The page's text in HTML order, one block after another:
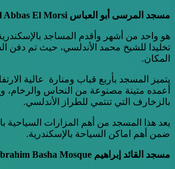
مسجد المرسى أبو العباس Abbas El Morsi
هو واحد من أشهر وأقدم المساجد
تخليدا للشيخ محمد الأندلسي، حيث تم
المكان.
يتميز المسجد بأربع قباب ومنارة عالية
أعمده متينة مصنوعة من النحاس والرخام،
بالزخارف التي تنتمي للطراز الأندلسي.
يعد هذا المسجد من أهم المزارات السياحية
ضمن أهم اماكن السياحة بالإسكندرية.
مسجد القائد إبراهيم Basha Mosque